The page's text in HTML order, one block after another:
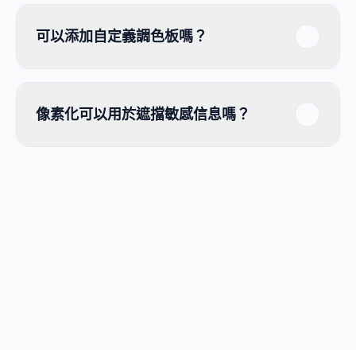
可以添加自定義調色板嗎？
像素化可以用於遮擋敏感信息嗎？